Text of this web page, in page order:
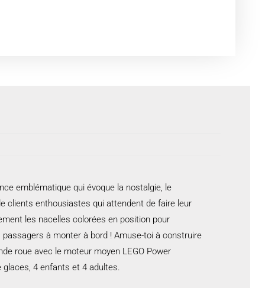
emblématique qui évoque la nostalgie, le
clients enthousiastes qui attendent de faire leur
les nacelles colorées en position pour
à monter à bord ! Amuse-toi à construire
roue avec le moteur moyen LEGO Power
glaces, 4 enfants et 4 adultes.